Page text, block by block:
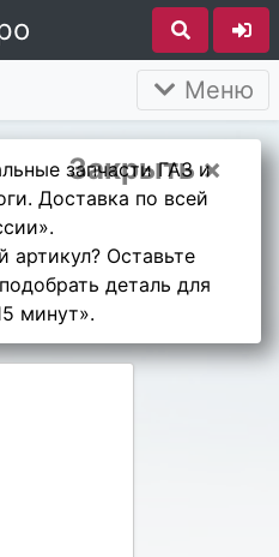
Меню
Закрыть ×
запчасти ГАЗ и
Доставка по всей
Оставьте
деталь для
минут».